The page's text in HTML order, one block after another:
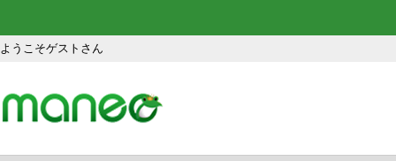
ようこそゲストさん